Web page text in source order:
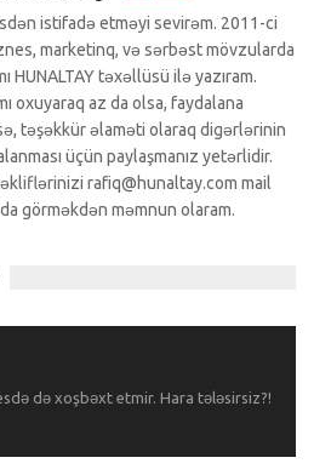
istifadə etməyi sevirəm. 2011-ci
marketinq, və sərbəst mövzularda
HUNALTAY təxəllüsü ilə yazıram.
oxuyaraq az da olsa, faydalana
təşəkkür əlaməti olaraq digərlərinin
üçün paylaşmanız yetərlidir.
rafiq@hunaltay.com mail
görməkdən məmnun olaram.
də xoşbəxt etmir. Hara tələsirsiz?!